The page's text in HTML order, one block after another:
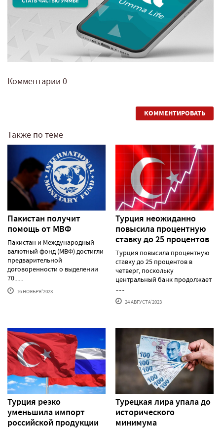
Комментарии 0
КОММЕНТИРОВАТЬ
Также по теме
Пакистан получит
помощь от МВФ
Пакистан и Международный
валютный фонд (МВФ) достигли
предварительной
договоренности о выделении
70......
16 НОЯБРЯ'2023
Турция неожиданно
повысила процентную
ставку до 25 процентов
Турция повысила процентную
ставку до 25 процентов в
четверг, поскольку
центральный банк продолжает
......
24 АВГУСТА'2023
Турция резко
уменьшила импорт
российской продукции
Турецкая лира упала до
исторического
минимума